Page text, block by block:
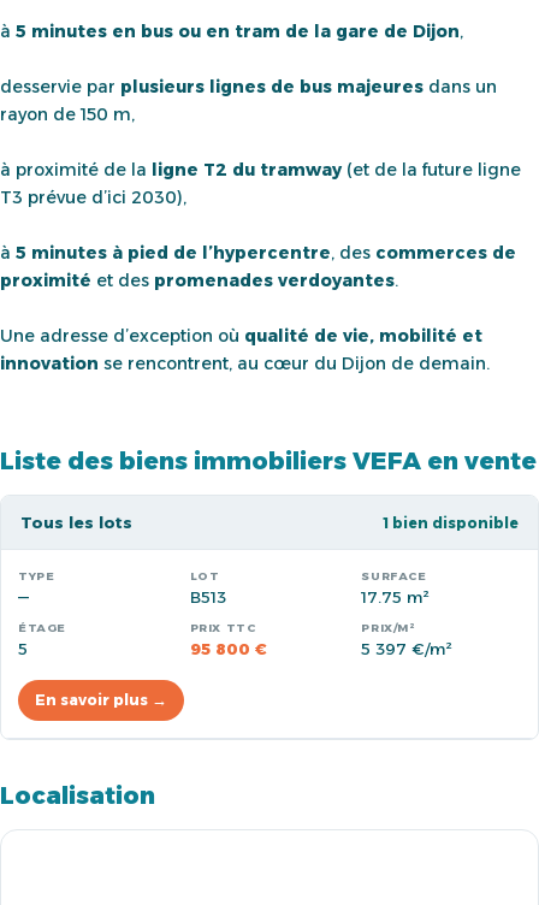
à 5 minutes en bus ou en tram de la gare de Dijon,
desservie par plusieurs lignes de bus majeures dans un
rayon de 150 m,
à proximité de la ligne T2 du tramway(et de la future ligne
T3 prévue d’ici 2030),
à 5 minutes à pied de l’hypercentre, des commerces de
proximité et des promenades verdoyantes.
Une adresse d’exception où qualité de vie, mobilité et
innovation se rencontrent, au cœur du Dijon de demain.
Liste des biens immobiliers VEFA en vente
Tous les lots 1 bien disponible
— B513 17.75 m²
5 95 800 € 5 397 €/m²
En savoir plus →
Localisation